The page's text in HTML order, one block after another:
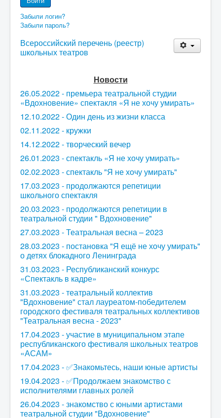
Забыли логин?
Забыли пароль?
Всероссийский перечень (реестр)
школьных театров
Новости
26.05.2022 - премьера театральной студии
«Вдохновение» спектакля «Я не хочу умирать»
12.10.2022 - Один день из жизни класса
02.11.2022 - кружки
14.12.2022 - творческий вечер
26.01.2023 - спектакль «Я не хочу умирать»
02.02.2023 - спектакль "Я не хочу умирать"
17.03.2023 - продолжаются репетиции
школьного спектакля
20.03.2023 - продолжаются репетиции в
театральной студии " Вдохновение"
27.03.2023 - Театральная весна – 2023
28.03.2023 - постановка "Я ещё не хочу умирать"
о детях блокадного Ленинграда
31.03.2023 - Республиканский конкурс
«Спектакль в кадре»
31.03.2023 - театральный коллектив
"Вдохновение" стал лауреатом-победителем
городского фестиваля театральных коллективов
"Театральная весна - 2023"
17.04.2023 - участие в муниципальном этапе
республиканского фестиваля школьных театров
«АСАМ»
17.04.2023 - ✅Знакомьтесь, наши юные артисты
19.04.2023 - ✅Продолжаем знакомство с
исполнителями главных ролей
26.04.2023 - знакомство с юными артистами
театральной студии "Вдохновение"